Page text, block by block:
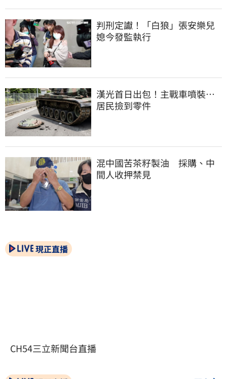
判刑定讞！「白狼」張安樂兒
媳今發監執行
漢光首日出包！主戰車噴裝…
居民撿到零件
混中國苦茶籽製油　採購、中
間人收押禁見
現正直播
CH54三立新聞台直播